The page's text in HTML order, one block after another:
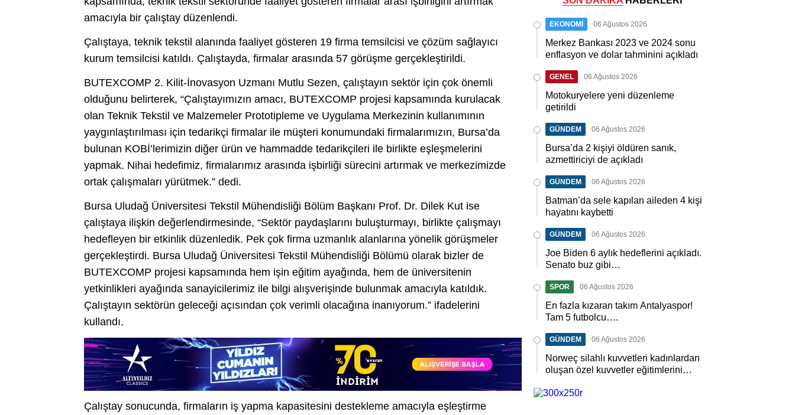
amacıyla bir çalıştay düzenlendi.
Çalıştaya, teknik tekstil alanında faaliyet gösteren 19 firma temsilcisi ve çözüm sağlayıcı
kurum temsilcisi katıldı. Çalıştayda, firmalar arasında 57 görüşme gerçekleştirildi.
BUTEXCOMP 2. Kilit-İnovasyon Uzmanı Mutlu Sezen, çalıştayın sektör için çok önemli
olduğunu belirterek, “Çalıştayımızın amacı, BUTEXCOMP projesi kapsamında kurulacak
olan Teknik Tekstil ve Malzemeler Prototipleme ve Uygulama Merkezinin kullanımının
yaygınlaştırılması için tedarikçi firmalar ile müşteri konumundaki firmalarımızın, Bursa’da
bulunan KOBİ’lerimizin diğer ürün ve hammadde tedarikçileri ile birlikte eşleşmelerini
yapmak. Nihai hedefimiz, firmalarımız arasında işbirliği sürecini artırmak ve merkezimizde
ortak çalışmaları yürütmek.” dedi.
Bursa Uludağ Üniversitesi Tekstil Mühendisliği Bölüm Başkanı Prof. Dr. Dilek Kut ise
çalıştaya ilişkin değerlendirmesinde, “Sektör paydaşlarını buluşturmayı, birlikte çalışmayı
hedefleyen bir etkinlik düzenledik. Pek çok firma uzmanlık alanlarına yönelik görüşmeler
gerçekleştirdi. Bursa Uludağ Üniversitesi Tekstil Mühendisliği Bölümü olarak bizler de
BUTEXCOMP projesi kapsamında hem işin eğitim ayağında, hem de üniversitenin
yetkinlikleri ayağında sanayicilerimiz ile bilgi alışverişinde bulunmak amacıyla katıldık.
Çalıştayın sektörün geleceği açısından çok verimli olacağına inanıyorum.” ifadelerini
kullandı.
Çalıştay sonucunda, firmaların iş yapma kapasitesini destekleme amacıyla eşleştirme
EKONOMİ 06 Ağustos 2026
Merkez Bankası 2023 ve 2024 sonu
enflasyon ve dolar tahminini açıkladı
GENEL 06 Ağustos 2026
Motokuryelere yeni düzenleme
getirildi
GÜNDEM 06 Ağustos 2026
Bursa’da 2 kişiyi öldüren sanık,
azmettiriciyi de açıkladı
GÜNDEM 06 Ağustos 2026
Batman’da sele kapılan aileden 4 kişi
hayatını kaybetti
GÜNDEM 06 Ağustos 2026
Joe Biden 6 aylık hedeflerini açıkladı.
Senato buz gibi…
SPOR 06 Ağustos 2026
En fazla kızaran takım Antalyaspor!
Tam 5 futbolcu….
GÜNDEM 06 Ağustos 2026
Norweç silahlı kuvvetleri kadınlardan
oluşan özel kuvvetler eğitimlerini